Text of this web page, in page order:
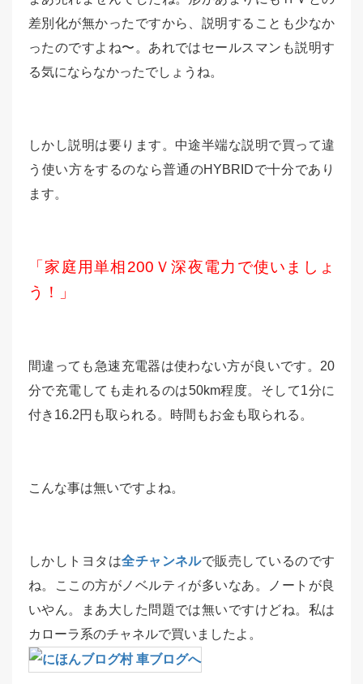
差別化が無かったですから、説明することも少なか
ったのですよね〜。あれではセールスマンも説明す
る気にならなかったでしょうね。
しかし説明は要ります。中途半端な説明で買って違
う使い方をするのなら普通のHYBRIDで十分であり
ます。
「家庭用単相200Ｖ深夜電力で使いましょ
う！」
間違っても急速充電器は使わない方が良いです。20
分で充電しても走れるのは50km程度。そして1分に
付き16.2円も取られる。時間もお金も取られる。
こんな事は無いですよね。
しかしトヨタは全チャンネルで販売しているのです
ね。ここの方がノベルティが多いなあ。ノートが良
いやん。まあ大した問題では無いですけどね。私は
カローラ系のチャネルで買いましたよ。